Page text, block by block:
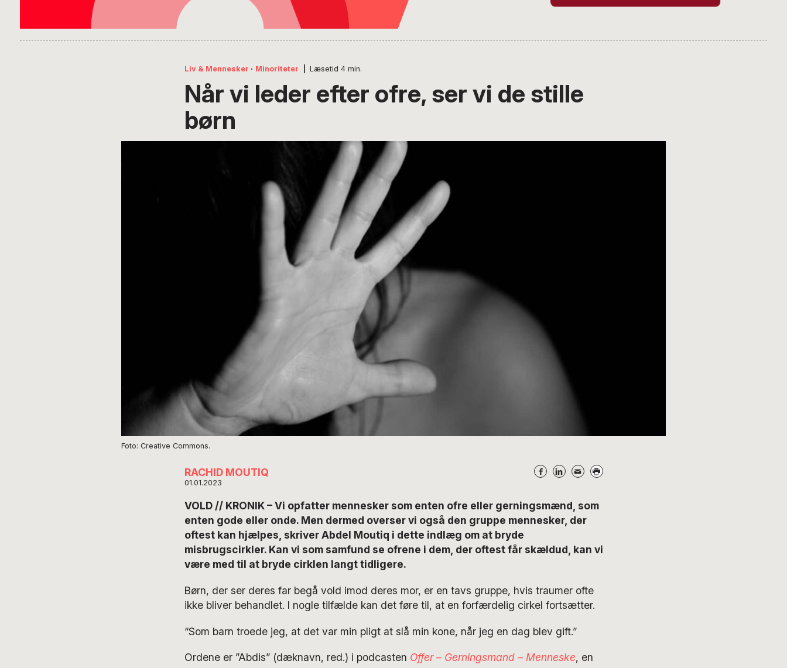
Liv & Mennesker · Minoriteter Læsetid 4 min.
Når vi leder efter ofre, ser vi de stille
børn
Foto: Creative Commons.
RACHID MOUTIQ
01.01.2023
VOLD // KRONIK – Vi opfatter mennesker som enten ofre eller gerningsmænd, som
enten gode eller onde. Men dermed overser vi også den gruppe mennesker, der
oftest kan hjælpes, skriver Abdel Moutiq i dette indlæg om at bryde
misbrugscirkler. Kan vi som samfund se ofrene i dem, der oftest får skældud, kan vi
være med til at bryde cirklen langt tidligere.
Børn, der ser deres far begå vold imod deres mor, er en tavs gruppe, hvis traumer ofte
ikke bliver behandlet. I nogle tilfælde kan det føre til, at en forfærdelig cirkel fortsætter.
“Som barn troede jeg, at det var min pligt at slå min kone, når jeg en dag blev gift.”
Ordene er ”Abdis” (dæknavn, red.) i podcasten Offer – Gerningsmand – Menneske, en